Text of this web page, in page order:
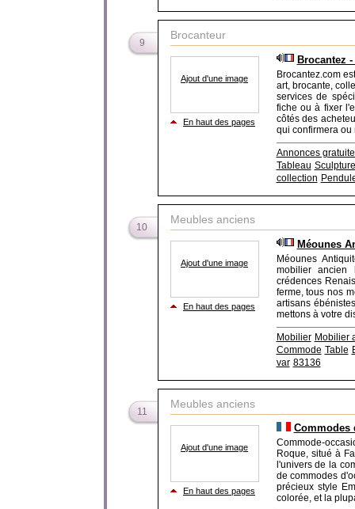
9
Brocanteur
Ajout d'une image
En haut des pages
Brocantez
Brocantez.com
art, brocante,
services de
fiche ou à fixer
côtés des
qui confirmera ou
Annonces
Tableau Sculpture
collection
10
Meubles anciens
Ajout d'une image
En haut des pages
Méounes
Méounes
mobilier ancien
crédences
ferme, tous nos
artisans
mettons à votre
Mobilier Mobilier
Commode Table
var 83136
11
Meubles anciens
Ajout d'une image
En haut des pages
Commodes
Commode-
Roque, situé à
l'univers de la
de commodes
précieux style
colorée, et la